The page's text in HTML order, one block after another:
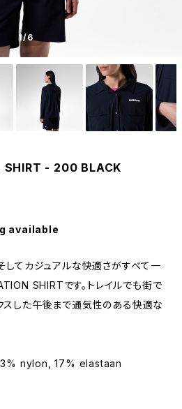
1/6
- 200 BLACK
available
してカジュアルな快適さがすべて一
SHIRTです。トレイルでも街で
スした午後まで通気性のある快適な
nylon, 17% elastaan